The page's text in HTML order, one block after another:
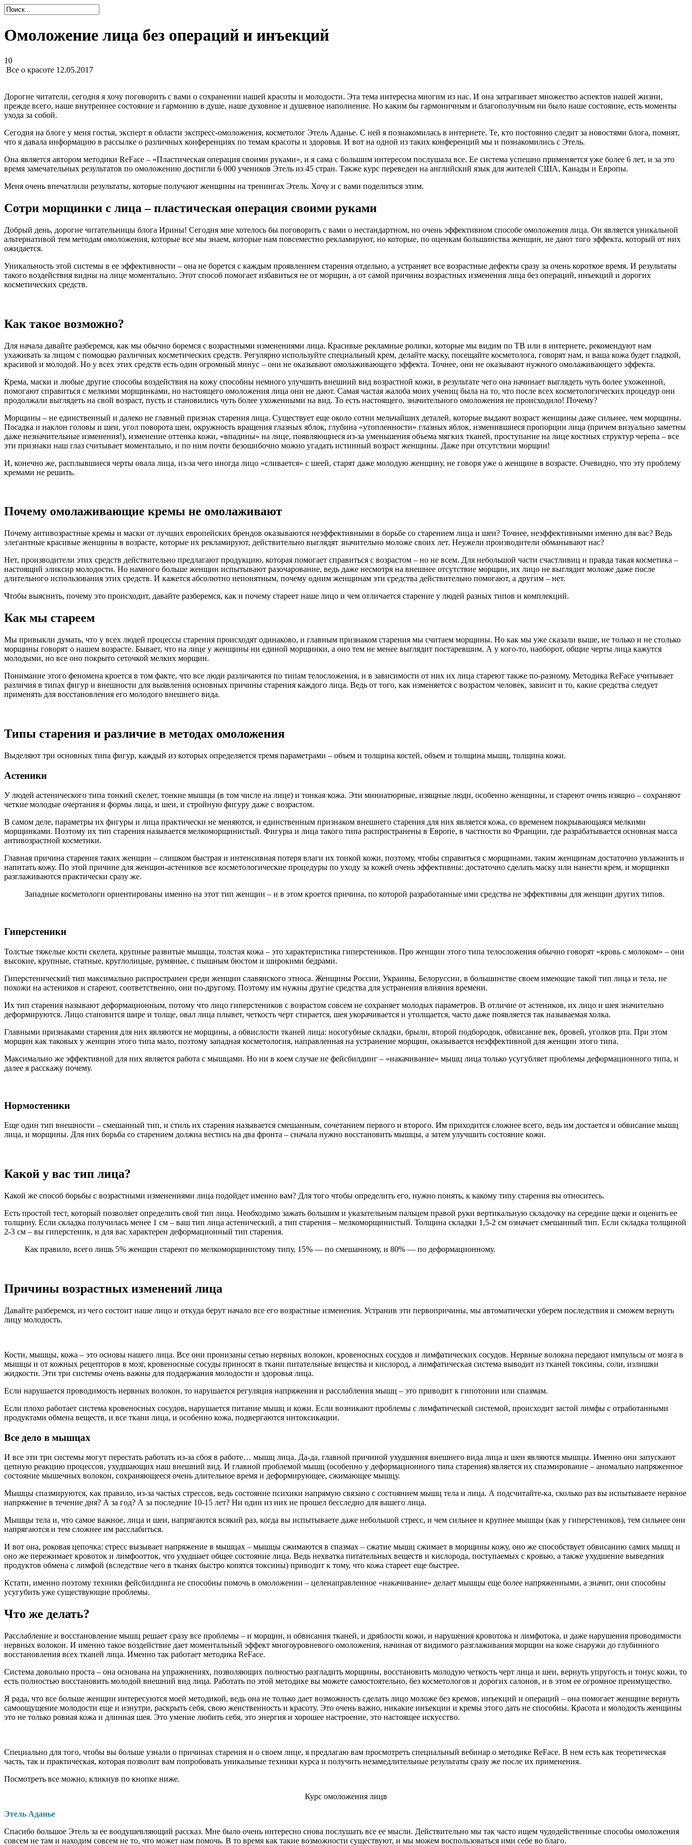
Омоложение лица без операций и инъекций
10
Все о красоте 12.05.2017
Дорогие читатели, сегодня я хочу поговорить с вами о сохранении нашей красоты и молодости. Эта тема интересна многим из нас. И она затрагивает множество аспектов нашей жизни,
прежде всего, наше внутреннее состояние и гармонию в душе, наше духовное и душевное наполнение. Но каким бы гармоничным и благополучным ни было наше состояние, есть моменты
ухода за собой.
Сегодня на блоге у меня гостья, эксперт в области экспресс-омоложения, косметолог Этель Аданье. С ней я познакомилась в интернете. Те, кто постоянно следит за новостями блога, помнят,
что я давала информацию в рассылке о различных конференциях по темам красоты и здоровья. И вот на одной из таких конференций мы и познакомились с Этель.
Она является автором методики ReFace – «Пластическая операция своими руками», и я сама с большим интересом послушала все. Ее система успешно применяется уже более 6 лет, и за это
время замечательных результатов по омоложению достигли 6 000 учеников Этель из 45 стран. Также курс переведен на английский язык для жителей США, Канады и Европы.
Меня очень впечатлили результаты, которые получают женщины на тренингах Этель. Хочу и с вами поделиться этим.
Сотри морщинки с лица – пластическая операция своими руками
Добрый день, дорогие читательницы блога Ирины! Сегодня мне хотелось бы поговорить с вами о нестандартном, но очень эффективном способе омоложения лица. Он является уникальной
альтернативой тем методам омоложения, которые все мы знаем, которые нам повсеместно рекламируют, но которые, по оценкам большинства женщин, не дают того эффекта, который от них
ожидается.
Уникальность этой системы в ее эффективности – она не борется с каждым проявлением старения отдельно, а устраняет все возрастные дефекты сразу за очень короткое время. И результаты
такого воздействия видны на лице моментально. Этот способ помогает избавиться не от морщин, а от самой причины возрастных изменения лица без операций, инъекций и дорогих
косметических средств.
Как такое возможно?
Для начала давайте разберемся, как мы обычно боремся с возрастными изменениями лица. Красивые рекламные ролики, которые мы видим по ТВ или в интернете, рекомендуют нам
ухаживать за лицом с помощью различных косметических средств. Регулярно используйте специальный крем, делайте маску, посещайте косметолога, говорят нам, и ваша кожа будет гладкой,
красивой и молодой. Но у всех этих средств есть один огромный минус – они не оказывают омолаживающего эффекта. Точнее, они не оказывают нужного омолаживающего эффекта.
Крема, маски и любые другие способы воздействия на кожу способны немного улучшить внешний вид возрастной кожи, в результате чего она начинает выглядеть чуть более ухоженной,
помогают справиться с мелкими морщинками, но настоящего омоложения лица они не дают. Самая частая жалоба моих учениц была на то, что после всех косметологических процедур они
продолжали выглядеть на свой возраст, пусть и становились чуть более ухоженными на вид. То есть настоящего, значительного омоложения не происходило! Почему?
Морщины – не единственный и далеко не главный признак старения лица. Существует еще около сотни мельчайших деталей, которые выдают возраст женщины даже сильнее, чем морщины.
Посадка и наклон головы и шеи, угол поворота шеи, окружность вращения глазных яблок, глубина «утопленности» глазных яблок, изменившиеся пропорции лица (причем визуально заметны
даже незначительные изменения!), изменение оттенка кожи, «впадины» на лице, появляющиеся из-за уменьшения объема мягких тканей, проступание на лице костных структур черепа – все
эти признаки наш глаз считывает моментально, и по ним почти безошибочно можно угадать истинный возраст женщины. Даже при отсутствии морщин!
И, конечно же, расплывшиеся черты овала лица, из-за чего иногда лицо «сливается» с шеей, старят даже молодую женщину, не говоря уже о женщине в возрасте. Очевидно, что эту проблему
кремами не решить.
Почему омолаживающие кремы не омолаживают
Почему антивозрастные кремы и маски от лучших европейских брендов оказываются неэффективными в борьбе со старением лица и шеи? Точнее, неэффективными именно для вас? Ведь
элегантные красивые женщины в возрасте, которые их рекламируют, действительно выглядят значительно моложе своих лет. Неужели производители обманывают нас?
Нет, производители этих средств действительно предлагают продукцию, которая помогает справиться с возрастом – но не всем. Для небольшой части счастливиц и правда такая косметика –
настоящий эликсир молодости. Но намного больше женщин испытывают разочарование, ведь даже несмотря на внешнее отсутствие морщин, их лицо не выглядит моложе даже после
длительного использования этих средств. И кажется абсолютно непонятным, почему одним женщинам эти средства действительно помогают, а другим – нет.
Чтобы выяснить, почему это происходит, давайте разберемся, как и почему стареет наше лицо и чем отличается старение у людей разных типов и комплекций.
Как мы стареем
Мы привыкли думать, что у всех людей процессы старения происходят одинаково, и главным признаком старения мы считаем морщины. Но как мы уже сказали выше, не только и не столько
морщины говорят о нашем возрасте. Бывает, что на лице у женщины ни единой морщинки, а оно тем не менее выглядит постаревшим. А у кого-то, наоборот, общие черты лица кажутся
молодыми, но все оно покрыто сеточкой мелких морщин.
Понимание этого феномена кроется в том факте, что все люди различаются по типам телосложения, и в зависимости от них их лица стареют также по-разному. Методика ReFace учитывает
различия в типах фигур и внешности для выявления основных причины старения каждого лица. Ведь от того, как изменяется с возрастом человек, зависит и то, какие средства следует
применять для восстановления его молодого внешнего вида.
Типы старения и различие в методах омоложения
Выделяют три основных типа фигур, каждый из которых определяется тремя параметрами – объем и толщина костей, объем и толщина мышц, толщина кожи.
Астеники
У людей астенического типа тонкий скелет, тонкие мышцы (в том числе на лице) и тонкая кожа. Эти миниатюрные, изящные люди, особенно женщины, и стареют очень изящно – сохраняют
четкие молодые очертания и формы лица, и шеи, и стройную фигуру даже с возрастом.
В самом деле, параметры их фигуры и лица практически не меняются, и единственным признаком внешнего старения для них является кожа, со временем покрывающаяся мелкими
морщинками. Поэтому их тип старения называется мелкоморщинистый. Фигуры и лица такого типа распространены в Европе, в частности во Франции, где разрабатывается основная масса
антивозрастной косметики.
Главная причина старения таких женщин – слишком быстрая и интенсивная потеря влаги их тонкой кожи, поэтому, чтобы справиться с морщинами, таким женщинам достаточно увлажнить и
напитать кожу. По этой причине для женщин-астеников все косметологические процедуры по уходу за кожей очень эффективны: достаточно сделать маску или нанести крем, и морщинки
разглаживаются практически сразу же.
Западные косметологи ориентированы именно на этот тип женщин – и в этом кроется причина, по которой разработанные ими средства не эффективны для женщин других типов.
Гиперстеники
Толстые тяжелые кости скелета, крупные развитые мышцы, толстая кожа – это характеристика гиперстеников. Про женщин этого типа телосложения обычно говорят «кровь с молоком» – они
высокие, крупные, статные, круглолицые, румяные, с пышным бюстом и широкими бедрами.
Гиперстенический тип максимально распространен среди женщин славянского этноса. Женщины России, Украины, Белоруссии, в большинстве своем имеющие такой тип лица и тела, не
похожи на астеников и стареют, соответственно, они по-другому. Поэтому им нужны другие средства для устранения влияния времени.
Их тип старения называют деформационным, потому что лицо гиперстеников с возрастом совсем не сохраняет молодых параметров. В отличие от астеников, их лицо и шея значительно
деформируются. Лицо становится шире и толще, овал лица плывет, четкость черт стирается, шея укорачивается и утолщается, часто даже появляется так называемая холка.
Главными признаками старения для них являются не морщины, а обвислости тканей лица: носогубные складки, брыли, второй подбородок, обвисание век, бровей, уголков рта. При этом
морщин как таковых у женщин этого типа мало, поэтому западная косметология, направленная на устранение морщин, оказывается неэффективной для женщин этого типа.
Максимально же эффективной для них является работа с мышцами. Но ни в коем случае не фейсбилдинг – «накачивание» мышц лица только усугубляет проблемы деформационного типа, и
далее я расскажу почему.
Нормостеники
Еще один тип внешности – смешанный тип, и стиль их старения называется смешанным, сочетанием первого и второго. Им приходится сложнее всего, ведь им достается и обвисание мышц
лица, и морщины. Для них борьба со старением должна вестись на два фронта – сначала нужно восстановить мышцы, а затем улучшить состояние кожи.
Какой у вас тип лица?
Какой же способ борьбы с возрастными изменениями лица подойдет именно вам? Для того чтобы определить его, нужно понять, к какому типу старения вы относитесь.
Есть простой тест, который позволяет определить свой тип лица. Необходимо зажать большим и указательным пальцем правой руки вертикальную складочку на середине щеки и оценить ее
толщину. Если складка получилась менее 1 см – ваш тип лица астенический, а тип старения – мелкоморщинистый. Толщина складки 1,5-2 см означает смешанный тип. Если складка толщиной
2-3 см – вы гиперстеник, и для вас характерен деформационный тип старения.
Как правило, всего лишь 5% женщин стареют по мелкоморщинистому типу, 15% — по смешанному, и 80% — по деформационному.
Причины возрастных изменений лица
Давайте разберемся, из чего состоит наше лицо и откуда берут начало все его возрастные изменения. Устранив эти первопричины, мы автоматически уберем последствия и сможем вернуть
лицу молодость.
Кости, мышцы, кожа – это основы нашего лица. Все они пронизаны сетью нервных волокон, кровеносных сосудов и лимфатических сосудов. Нервные волокна передают импульсы от мозга в
мышцы и от кожных рецепторов в мозг, кровеносные сосуды приносят в ткани питательные вещества и кислород, а лимфатическая система выводит из тканей токсины, соли, излишки
жидкости. Эти три системы очень важны для поддержания молодости и здоровья лица.
Если нарушается проводимость нервных волокон, то нарушается регуляция напряжения и расслабления мышц – это приводит к гипотонии или спазмам.
Если плохо работает система кровеносных сосудов, нарушается питание мышц и кожи. Если возникают проблемы с лимфатической системой, происходит застой лимфы с отработанными
продуктами обмена веществ, и все ткани лица, и особенно кожа, подвергаются интоксикации.
Все дело в мышцах
И все эти три системы могут перестать работать из-за сбоя в работе… мышц лица. Да-да, главной причиной ухудшения внешнего вида лица и шеи являются мышцы. Именно они запускают
цепную реакцию процессов, ухудшающих наш внешний вид. И главной проблемой мышц (особенно у деформационного типа старения) является их спазмирование – аномально напряженное
состояние мышечных волокон, сохраняющееся очень длительное время и деформирующее, сжимающее мышцу.
Мышцы спазмируются, как правило, из-за частых стрессов, ведь состояние психики напрямую связано с состоянием мышц тела и лица. А подсчитайте-ка, сколько раз вы испытываете нервное
напряжение в течение дня? А за год? А за последние 10-15 лет? Ни один из них не прошел бесследно для вашего лица.
Мышцы тела и, что самое важное, лица и шеи, напрягаются всякий раз, когда вы испытываете даже небольшой стресс, и чем сильнее и крупнее мышцы (как у гиперстеников), тем сильнее они
напрягаются и тем сложнее им расслабиться.
И вот она, роковая цепочка: стресс вызывает напряжение в мышцах – мышцы сжимаются в спазмах – сжатие мышц сжимает в морщины кожу, оно же способствует обвисанию самих мышц и
оно же пережимает кровоток и лимфоотток, что ухудшает общее состояние лица. Ведь нехватка питательных веществ и кислорода, поступаемых с кровью, а также ухудшение выведения
продуктов обмена с лимфой (вследствие чего в тканях быстро копятся токсины) приводит к тому, что кожа стареет еще быстрее.
Кстати, именно поэтому техники фейсбилдинга не способны помочь в омоложении – целенаправленное «накачивание» делает мышцы еще более напряженными, а значит, они способны
усугубить уже существующие проблемы.
Что же делать?
Расслабление и восстановление мышц решает сразу все проблемы – и морщин, и обвисания тканей, и дряблости кожи, и нарушения кровотока и лимфотока, и даже нарушения проводимости
нервных волокон. И именно такое воздействие дает моментальный эффект многоуровневого омоложения, начиная от видимого разглаживания морщин на коже снаружи до глубинного
восстановления всех тканей лица. Именно так работает методика ReFace.
Система довольно проста – она основана на упражнениях, позволяющих полностью разгладить морщины, восстановить молодую четкость черт лица и шеи, вернуть упругость и тонус кожи, то
есть полностью восстановить молодой внешний вид лица. Работать по этой методике вы можете самостоятельно, без косметологов и дорогих салонов, и в этом ее огромное преимущество.
Я рада, что все больше женщин интересуются моей методикой, ведь она не только дает возможность сделать лицо моложе без кремов, инъекций и операций – она помогает женщине вернуть
самоощущение молодости еще и изнутри, раскрыть себя, свою женственность и красоту. Это очень важно, никакие инъекции и кремы этого дать не способны. Красота и молодость женщины
это не только ровная кожа и длинная шея. Это умение любить себя, это энергия и хорошее настроение, это настоящее искусство.
Специально для того, чтобы вы больше узнали о причинах старения и о своем лице, я предлагаю вам просмотреть специальный вебинар о методике ReFace. В нем есть как теоретическая
часть, так и практическая, которая позволит вам попробовать уникальные техники курса и получить незамедлительные результаты сразу же после их применения.
Посмотреть все можно, кликнув по кнопке ниже.
Курс омоложения лицв
Этель Аданье
Спасибо большое Этель за ее воодушевляющий рассказ. Мне было очень интересно снова послушать все ее мысли. Действительно мы так часто ищем чудодейственные способы омоложения
совсем не там и находим совсем не то, что может нам помочь. В то время как такие возможности существуют, и мы можем воспользоваться ими себе во благо.